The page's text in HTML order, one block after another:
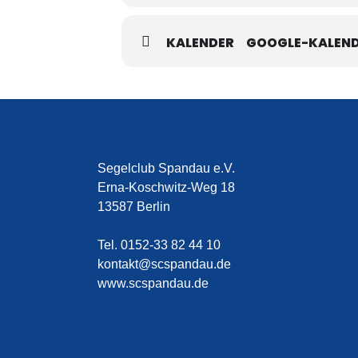
KALENDER GOOGLE-
Segelclub Spandau e.V.
Erna-Koschwitz-Weg 18
13587 Berlin
Tel. 0152-33 82 44 10
kontakt@scspandau.de
www.scspandau.de